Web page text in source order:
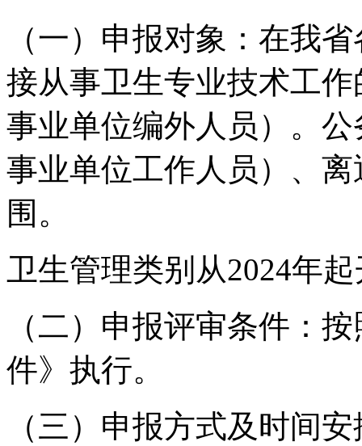
（一）申报对象：在我
接从事卫生专业技术工
事业单位编外人员）。
事业单位工作人员）、
围。
卫生管理类别从2024年
（二）申报评审条件：
件》执行。
（三）申报方式及时间安